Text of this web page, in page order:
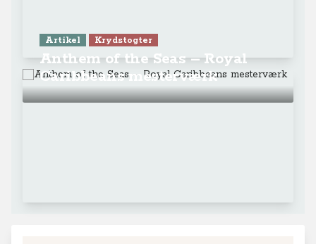
Artikel Krydstogter
Anthem of the Seas – Royal
Caribbeans mesterværk